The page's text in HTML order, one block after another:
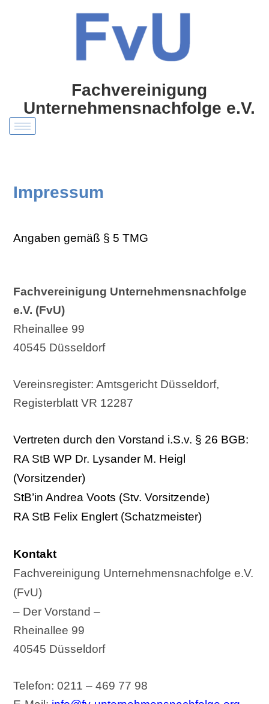
Fachvereinigung
Unternehmensnachfolge e.V.
Impressum
Angaben gemäß § 5 TMG
Fachvereinigung Unternehmensnachfolge
e.V. (FvU)
Rheinallee 99
40545 Düsseldorf
Vereinsregister: Amtsgericht Düsseldorf,
Registerblatt VR 12287
Vertreten durch den Vorstand i.S.v. § 26 BGB:
RA StB WP Dr. Lysander M. Heigl
(Vorsitzender)
StB’in Andrea Voots (Stv. Vorsitzende)
RA StB Felix Englert (Schatzmeister)
Kontakt
Fachvereinigung Unternehmensnachfolge e.V.
(FvU)
– Der Vorstand –
Rheinallee 99
40545 Düsseldorf
Telefon: 0211 – 469 77 98